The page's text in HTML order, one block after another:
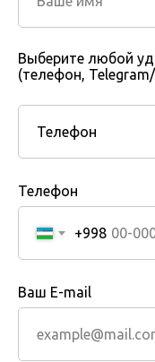
Выберите любой
(телефон,
Телефон
+998
Ваш E-mail